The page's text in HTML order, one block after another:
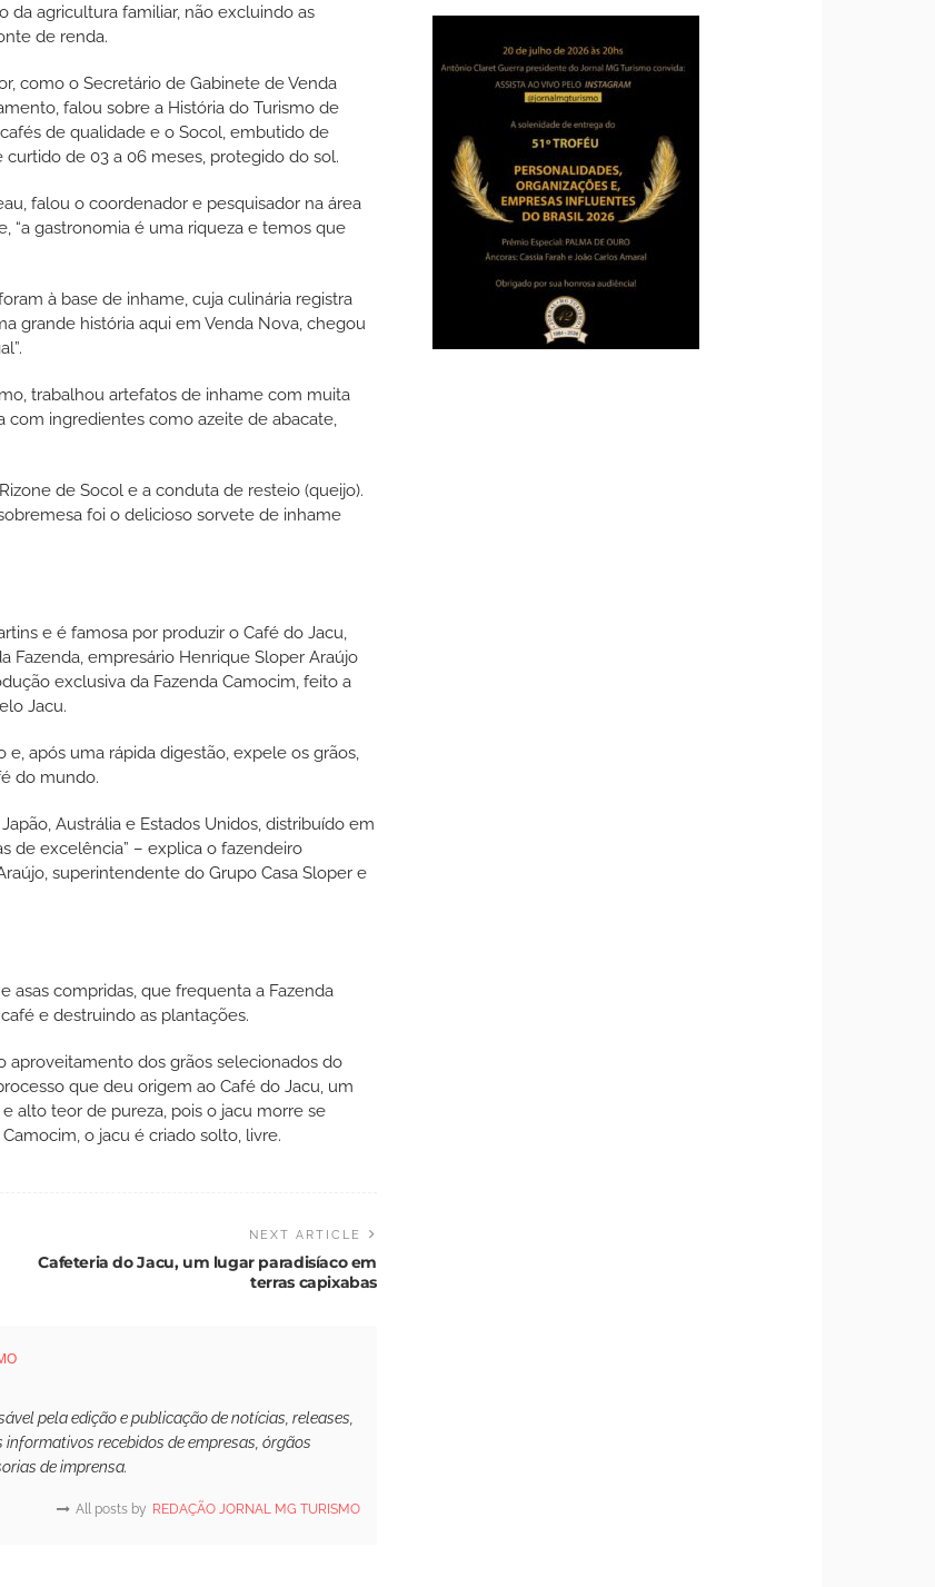
agricultura familiar, não excluindo as
de renda.
como o Secretário de Gabinete de Venda
falou sobre a História do Turismo de
de qualidade e o Socol, embutido de
de 03 a 06 meses, protegido do sol.
falou o coordenador e pesquisador na área
“a gastronomia é uma riqueza e temos que
à base de inhame, cuja culinária registra
grande história aqui em Venda Nova, chegou
trabalhou artefatos de inhame com muita
com ingredientes como azeite de abacate,
de Socol e a conduta de resteio (queijo).
foi o delicioso sorvete de inhame
e é famosa por produzir o Café do Jacu,
empresário Henrique Sloper Araújo
exclusiva da Fazenda Camocim, feito a
Jacu.
após uma rápida digestão, expele os grãos,
do mundo.
Austrália e Estados Unidos, distribuído em
de excelência” – explica o fazendeiro
superintendente do Grupo Casa Sloper e
asas compridas, que frequenta a Fazenda
e destruindo as plantações.
aproveitamento dos grãos selecionados do
que deu origem ao Café do Jacu, um
alto teor de pureza, pois o jacu morre se
o jacu é criado solto, livre.
NEXT ARTICLE
Cafeteria do Jacu, um lugar paradisíaco em
terras capixabas
pela edição e publicação de notícias, releases,
recebidos de empresas, órgãos
de imprensa.
All posts by REDAÇÃO JORNAL MG TURISMO